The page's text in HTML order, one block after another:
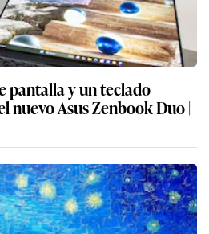
pantalla y un teclado
nuevo Asus Zenbook Duo |